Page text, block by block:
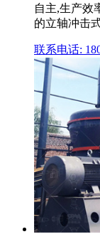
自主,生产效
的立轴冲击
联系电话: